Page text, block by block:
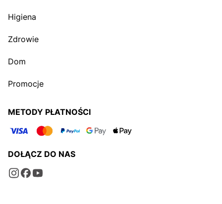
Higiena
Zdrowie
Dom
Promocje
METODY PŁATNOŚCI
DOŁĄCZ DO NAS